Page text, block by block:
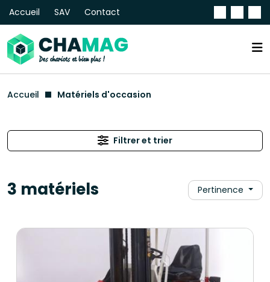
Accueil SAV Contact
Accueil Matériels d'occasion
Filtrer et trier
3 matériels Pertinence